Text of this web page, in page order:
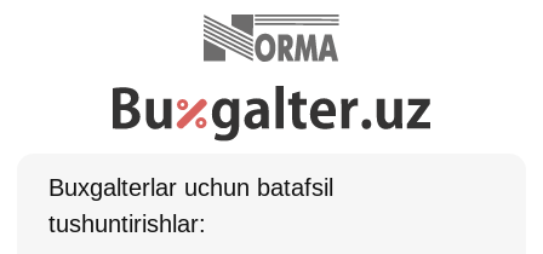
Buхgalterlar uchun batafsil
tushuntirishlar: